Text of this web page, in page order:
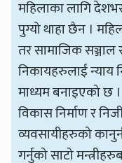
महिलाका लागि
पुग्यो थाहा छैन ।
तर सामाजिक सञ्जाल
निकायहरुलाई न्याय
माध्यम बनाइएको छ ।
विकास निर्माण र
व्यवसायीहरुको
गर्नुको साटो